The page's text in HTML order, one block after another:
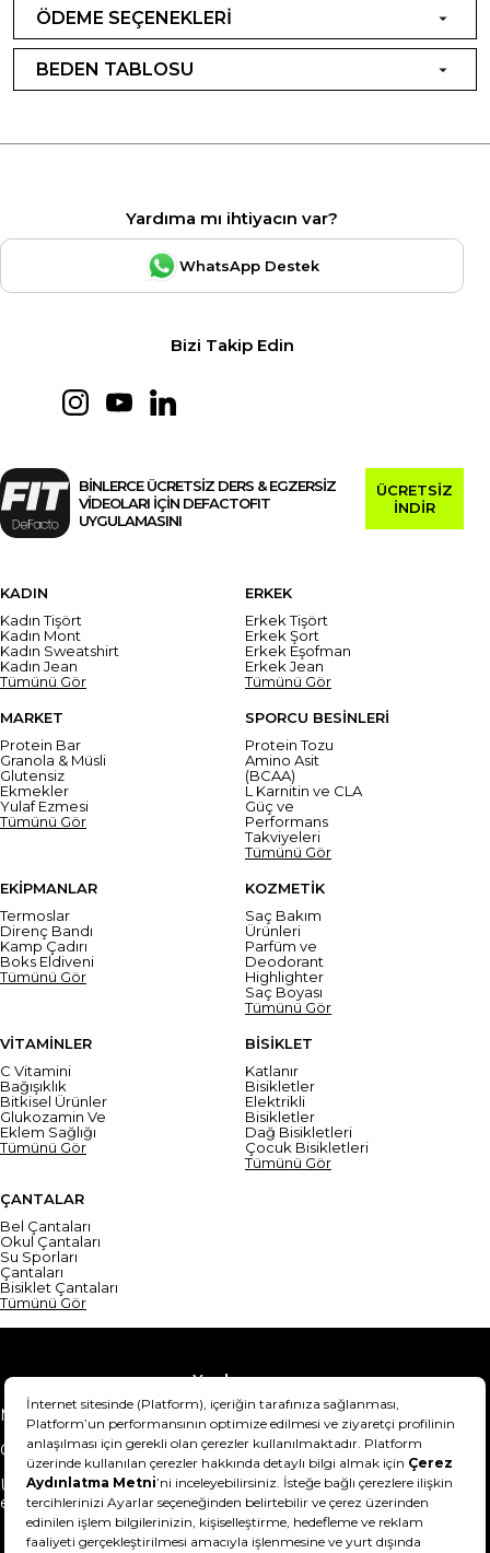
ÖDEME SEÇENEKLERİ
BEDEN TABLOSU
Yardıma mı ihtiyacın var?
WhatsApp Destek
Bizi Takip Edin
BİNLERCE ÜCRETSİZ DERS & EGZERSİZ
VİDEOLARI İÇİN DEFACTOFIT
UYGULAMASINI
ÜCRETSİZ
İNDİR
KADIN
Kadın Tişört
Kadın Mont
Kadın Sweatshirt
Kadın Jean
Tümünü Gör
ERKEK
Erkek Tişört
Erkek Şort
Erkek Eşofman
Erkek Jean
Tümünü Gör
MARKET
Protein Bar
Granola & Müsli
Glutensiz
Ekmekler
Yulaf Ezmesi
Tümünü Gör
SPORCU BESİNLERİ
Protein Tozu
Amino Asit
(BCAA)
L Karnitin ve CLA
Güç ve
Performans
Takviyeleri
Tümünü Gör
EKİPMANLAR
Termoslar
Direnç Bandı
Kamp Çadırı
Boks Eldiveni
Tümünü Gör
KOZMETİK
Saç Bakım
Ürünleri
Parfüm ve
Deodorant
Highlighter
Saç Boyası
Tümünü Gör
VİTAMİNLER
C Vitamini
Bağışıklık
Bitkisel Ürünler
Glukozamin Ve
Eklem Sağlığı
Tümünü Gör
BİSİKLET
Katlanır
Bisikletler
Elektrikli
Bisikletler
Dağ Bisikletleri
Çocuk Bisikletleri
Tümünü Gör
ÇANTALAR
Bel Çantaları
Okul Çantaları
Su Sporları
Çantaları
Bisiklet Çantaları
Tümünü Gör
Yardım
Mesafeli Satış Sözleşmesi
Teslimat Bilgisi
Gizlilik Sözleşmesi
Şartlar & Koşullar
Ürünümü nasıl iade
edebilirim?
Hakkımızda